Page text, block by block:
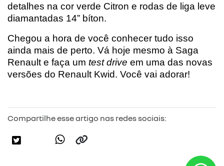
detalhes na cor verde Citron e rodas de liga leve
diamantadas 14” bíton.
Chegou a hora de você conhecer tudo isso
ainda mais de perto. Vá hoje mesmo à Saga
Renault e faça um test drive em uma das novas
versões do Renault Kwid. Você vai adorar!
Compartilhe esse artigo nas redes sociais: